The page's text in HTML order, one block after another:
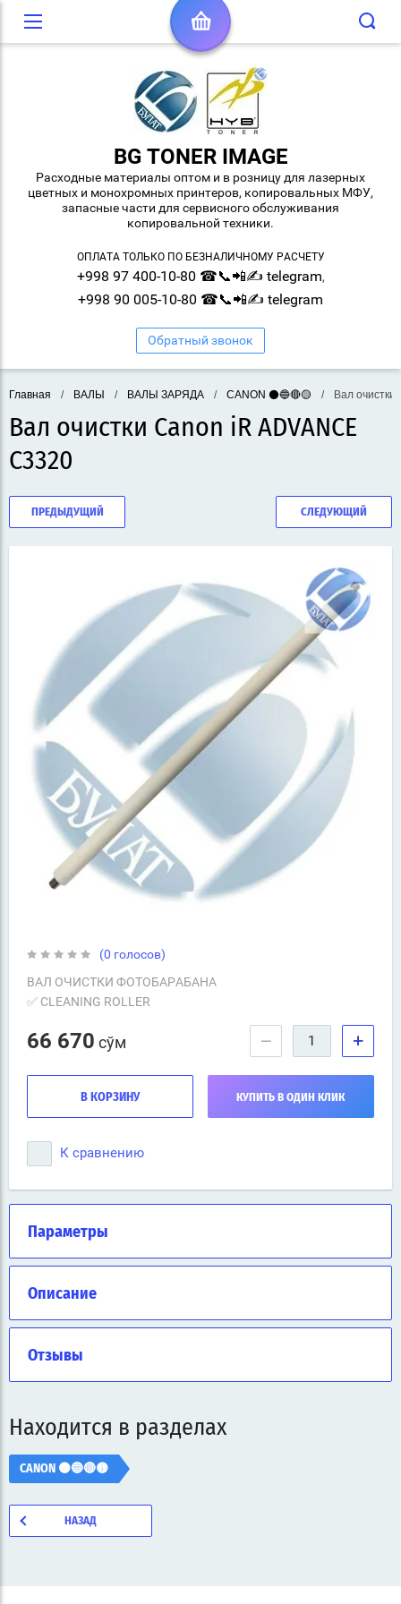
BG TONER IMAGE
Расходные материалы оптом и в розницу для лазерных
цветных и монохромных принтеров, копировальных МФУ,
запасные части для сервисного обслуживания
копировальной техники.
ОПЛАТА ТОЛЬКО ПО БЕЗНАЛИЧНОМУ РАСЧЕТУ
+998 97 400-10-80 ☎📞📲✍ telegram,
+998 90 005-10-80 ☎📞📲✍ telegram
Обратный звонок
Главная / ВАЛЫ / ВАЛЫ ЗАРЯДА / CANON ⚫🔵🔴🟡 / Вал
Вал очистки Canon iR ADVANCE
C3320
ПРЕДЫДУЩИЙ СЛЕДУЮЩИЙ
(0 голосов)
ВАЛ ОЧИСТКИ ФОТОБАРАБАНА
✅ CLEANING ROLLER
66 670 сўм − +
В КОРЗИНУ КУПИТЬ В ОДИН КЛИК
К сравнению
Параметры
Описание
Отзывы
Находится в разделах
CANON ⚫🔵🔴🟡
НАЗАД